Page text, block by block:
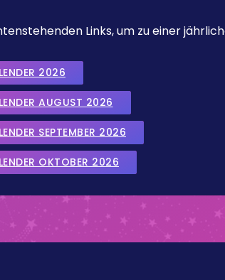
Links, um zu einer
2026
AUGUST 2026
SEPTEMBER 2026
OKTOBER 2026